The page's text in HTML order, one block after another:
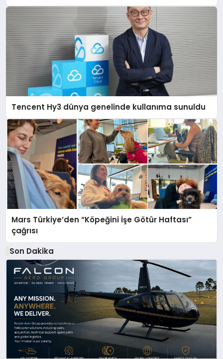
Tencent Hy3 dünya genelinde kullanıma sunuldu
Mars Türkiye’den “Köpeğini İşe Götür Haftası”
çağrısı
Son Dakika